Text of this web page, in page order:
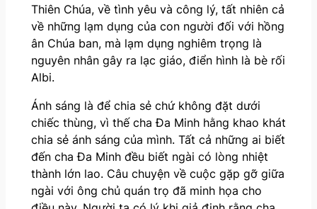
Thiên Chúa, về tình yêu và công lý, tất nhiên cả
về những lạm dụng của con người đối với hồng
ân Chúa ban, mà lạm dụng nghiêm trọng là
nguyên nhân gây ra lạc giáo, điển hình là bè rối
Albi.
Ánh sáng là để chia sẻ chứ không đặt dưới
chiếc thùng, vì thế cha Đa Minh hằng khao khát
chia sẻ ánh sáng của mình. Tất cả những ai biết
đến cha Đa Minh đều biết ngài có lòng nhiệt
thành lớn lao. Câu chuyện về cuộc gặp gỡ giữa
ngài với ông chủ quán trọ đã minh họa cho